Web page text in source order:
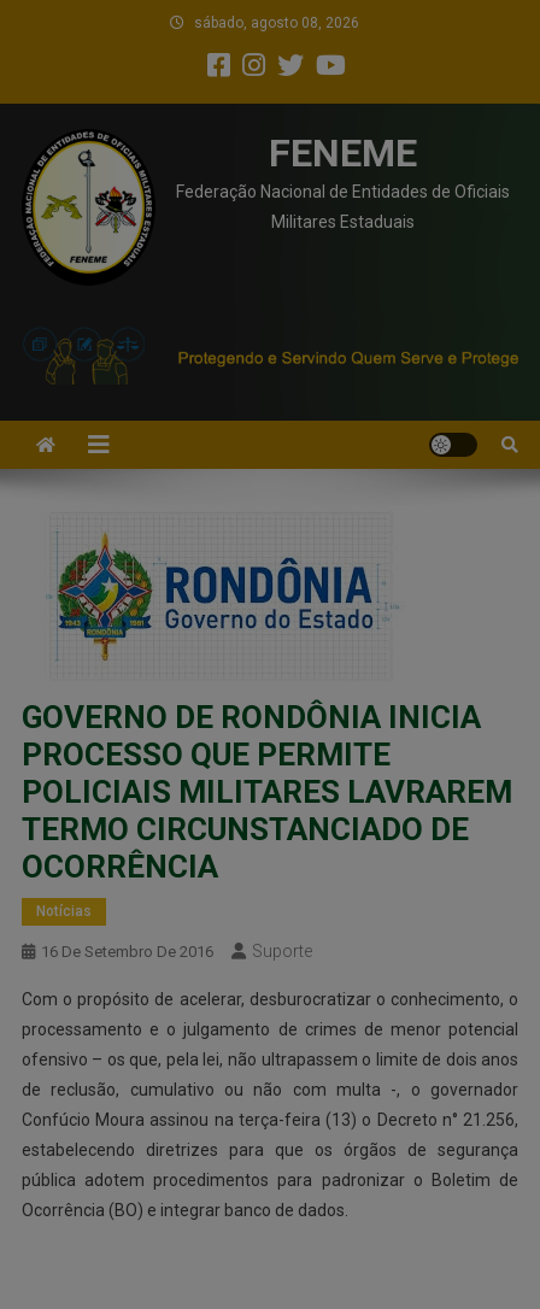
sábado, agosto 08, 2026
FENEME
Federação Nacional de Entidades de Oficiais
Militares Estaduais
GOVERNO DE RONDÔNIA INICIA
PROCESSO QUE PERMITE
POLICIAIS MILITARES LAVRAREM
TERMO CIRCUNSTANCIADO DE
OCORRÊNCIA
Notícias
16 De Setembro De 2016 Suporte
Com o propósito de acelerar, desburocratizar o conhecimento, o
processamento e o julgamento de crimes de menor potencial
ofensivo – os que, pela lei, não ultrapassem o limite de dois anos
de reclusão, cumulativo ou não com multa -, o governador
Confúcio Moura assinou na terça-feira (13) o Decreto n° 21.256,
estabelecendo diretrizes para que os órgãos de segurança
pública adotem procedimentos para padronizar o Boletim de
Ocorrência (BO) e integrar banco de dados.